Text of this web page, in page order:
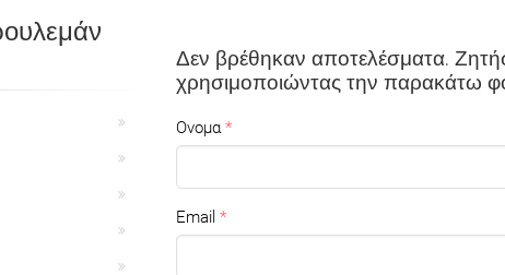
Δεν βρέθηκαν αποτελέσματα.
χρησιμοποιώντας την παρακάτω
Ονομα
Email